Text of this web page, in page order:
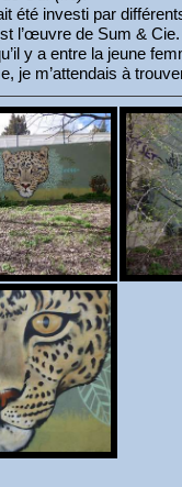
été investi par
l’œuvre de Sum &
y a entre la jeune
je m’attendais à